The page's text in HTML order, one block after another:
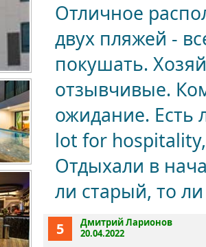
Отличное
двух пляжей -
покушать.
отзывчивые.
ожидание. Есть
lot for
Отдыхали в
ли старый, то
5
Дмитрий Ларионов
20.04.2022